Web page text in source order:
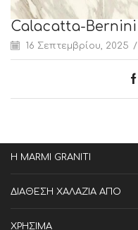
Calacatta-Bernini
16 Σεπτεμβρίου, 2025 /
Η MARMI GRANITI
ΔΙΑΘΕΣΗ ΧΑΛΑΖΙΑ ΑΠΟ
ΧΡΗΣΙΜΑ